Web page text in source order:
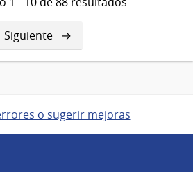
Siguiente
página
Siguiente
o sugerir mejoras